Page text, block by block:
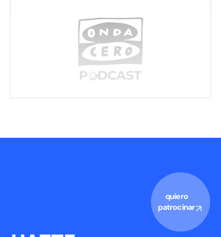
quiero
patrocinar